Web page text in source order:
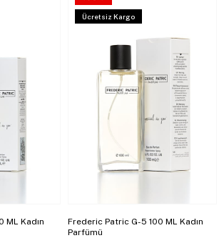
ML Kadın
Frederic Patric G-5 100 ML Kadın
Parfümü
Ücretsiz Kargo